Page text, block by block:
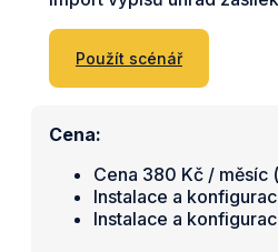
Použít scénář
Cena:
Cena 380 Kč / měsíc
Instalace a
Instalace a